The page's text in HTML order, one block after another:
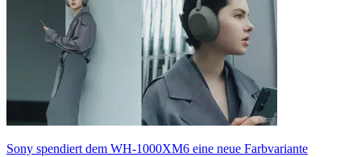
Sony spendiert dem WH-1000XM6 eine neue Farbvariante